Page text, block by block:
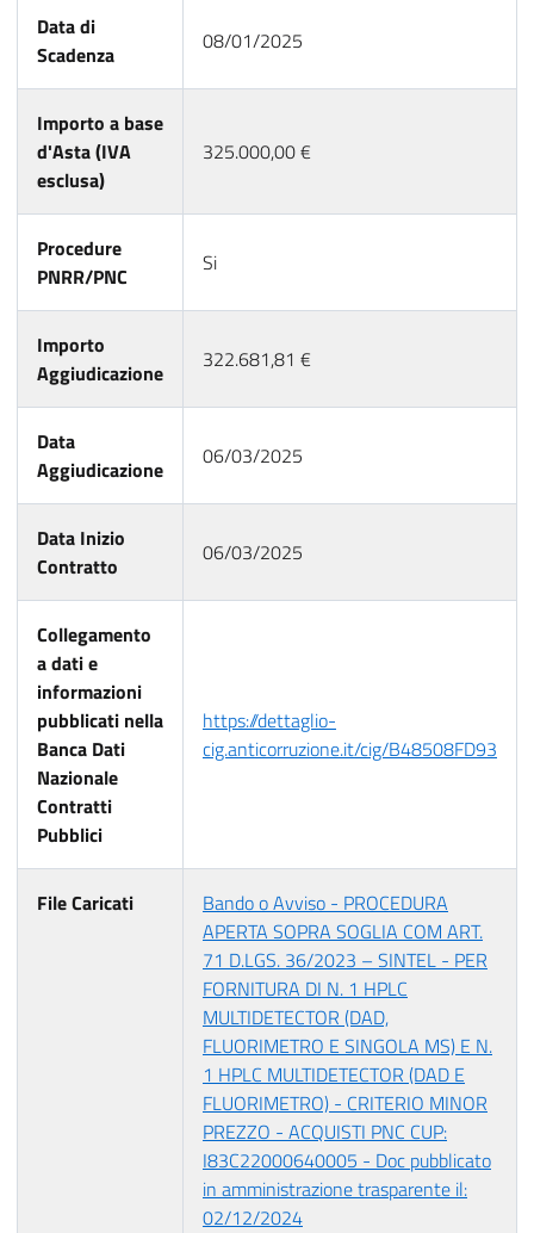
Data di
Scadenza
08/01/2025
Importo a base
d'Asta (IVA
esclusa)
325.000,00 €
Procedure
PNRR/PNC
Si
Importo
Aggiudicazione
322.681,81 €
Data
Aggiudicazione
06/03/2025
Data Inizio
Contratto
06/03/2025
Collegamento
a dati e
informazioni
pubblicati nella
Banca Dati
Nazionale
Contratti
Pubblici
https://dettaglio-
cig.anticorruzione.it/cig/B48508FD93
File Caricati
Bando o Avviso - PROCEDURA
APERTA SOPRA SOGLIA COM ART.
71 D.LGS. 36/2023 – SINTEL - PER
FORNITURA DI N. 1 HPLC
MULTIDETECTOR (DAD,
FLUORIMETRO E SINGOLA MS) E N.
1 HPLC MULTIDETECTOR (DAD E
FLUORIMETRO) - CRITERIO MINOR
PREZZO - ACQUISTI PNC CUP:
I83C22000640005 - Doc pubblicato
in amministrazione trasparente il:
02/12/2024